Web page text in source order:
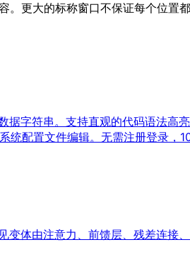
更大的标称窗口不保证每个位置
字符串。支持直观的代码语法高
配置文件编辑。无需注册登录，
体由注意力、前馈层、残差连接